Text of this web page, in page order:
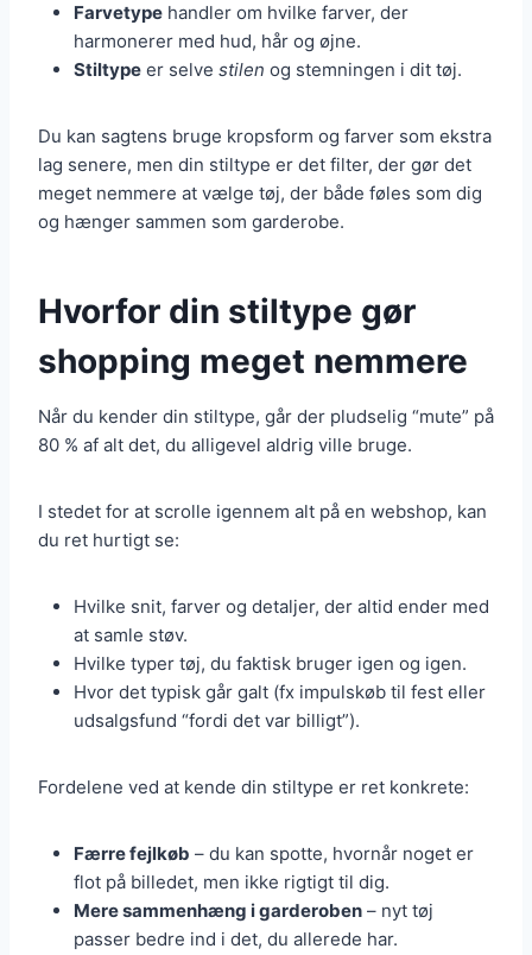
Farvetype handler om hvilke farver, der
harmonerer med hud, hår og øjne.
Stiltype er selve stilen og stemningen i dit tøj.
Du kan sagtens bruge kropsform og farver som ekstra
lag senere, men din stiltype er det filter, der gør det
meget nemmere at vælge tøj, der både føles som dig
og hænger sammen som garderobe.
Hvorfor din stiltype gør
shopping meget nemmere
Når du kender din stiltype, går der pludselig “mute” på
80 % af alt det, du alligevel aldrig ville bruge.
I stedet for at scrolle igennem alt på en webshop, kan
du ret hurtigt se:
Hvilke snit, farver og detaljer, der altid ender med
at samle støv.
Hvilke typer tøj, du faktisk bruger igen og igen.
Hvor det typisk går galt (fx impulskøb til fest eller
udsalgsfund “fordi det var billigt”).
Fordelene ved at kende din stiltype er ret konkrete:
Færre fejlkøb – du kan spotte, hvornår noget er
flot på billedet, men ikke rigtigt til dig.
Mere sammenhæng i garderoben – nyt tøj
passer bedre ind i det, du allerede har.